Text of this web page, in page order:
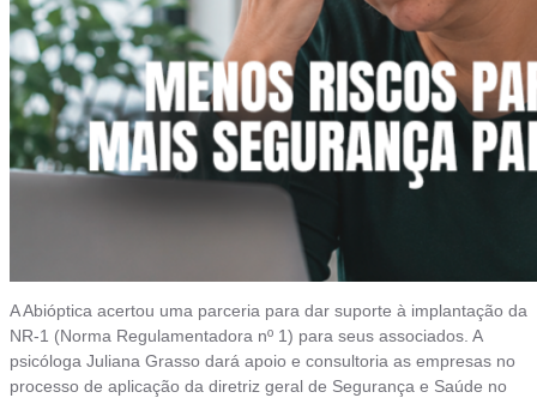
A Abióptica acertou uma parceria para dar suporte à implantação da
NR-1 (Norma Regulamentadora nº 1) para seus associados. A
psicóloga Juliana Grasso dará apoio e consultoria as empresas no
processo de aplicação da diretriz geral de Segurança e Saúde no